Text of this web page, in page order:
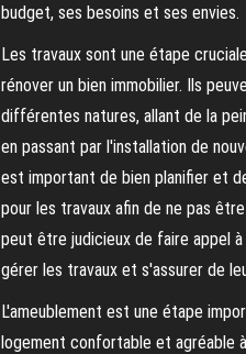
budget, ses besoins et ses envies.
Les travaux sont une étape
rénover un bien immobilier. Ils
différentes natures, allant de la
en passant par l'installation de
est important de bien planifier et
pour les travaux afin de ne pas
peut être judicieux de faire appel
gérer les travaux et s'assurer de
L'ameublement est une étape
logement confortable et agréable